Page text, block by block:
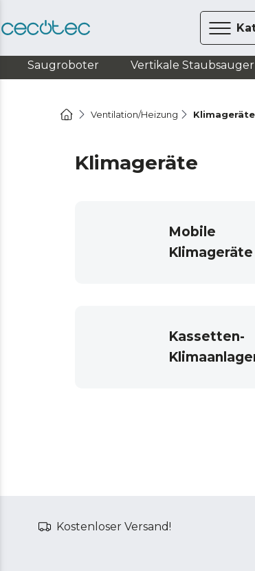
Saugroboter Vertikale Staubsauger
Ventilation/Heizung Klimageräte
Klimageräte
Mobile
Klimageräte
Kassetten-
Kostenloser Versand!